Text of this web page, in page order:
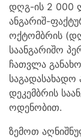
დღგ-ის 2 000
ანგარიშ-
ოქტომბრის
საანგარიშო
ჩათვლა
საგადასახადო
დეკემბრის
ოდენობით.
ზემოთ აღნიშნულიდან გამომდინარე იცვლება